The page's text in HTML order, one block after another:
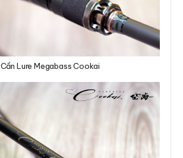
Cần Lure Megabass Cookai